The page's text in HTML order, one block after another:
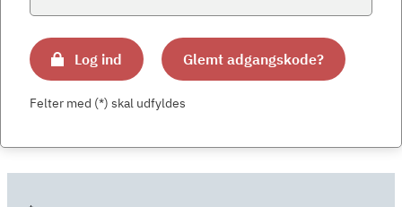
Log ind Glemt adgangskode?
Felter med (*) skal udfyldes